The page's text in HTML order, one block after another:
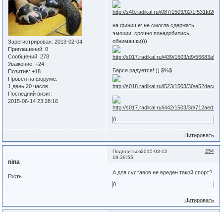
Зарегистрирован: 2013-02-04
Приглашений: 0
Сообщений: 278
Уважение: +24
Позитив: +18
Провел на форуме:
1 день 20 часов
Последний визит:
2015-06-14 23:28:16
на финише: не смогла сдержать
эмоции, срочно понадобились
обнимашки)))
Барся радуется! )) $%$
0
Цитировать
Поделиться 254
2015-03-12
19:39:55
nina
Гость
А для суставов не вреден такой спорт?
0
Цитировать